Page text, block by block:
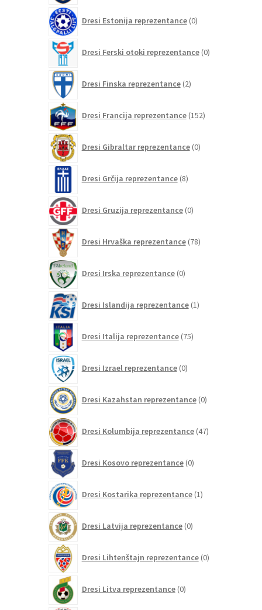
Dresi Estonija reprezentance 0izdelkov
Dresi Ferski otoki reprezentance 0izdelkov
Dresi Finska reprezentance 2izdelka
Dresi Francija reprezentance 152izdelkov
Dresi Gibraltar reprezentance 0izdelkov
Dresi Grčija reprezentance 8izdelkov
Dresi Gruzija reprezentance 0izdelkov
Dresi Hrvaška reprezentance 78izdelkov
Dresi Irska reprezentance 0izdelkov
Dresi Islandija reprezentance 1izdelek
Dresi Italija reprezentance 75izdelkov
Dresi Izrael reprezentance 0izdelkov
Dresi Kazahstan reprezentance 0izdelkov
Dresi Kolumbija reprezentance 47izdelkov
Dresi Kosovo reprezentance 0izdelkov
Dresi Kostarika reprezentance 1izdelek
Dresi Latvija reprezentance 0izdelkov
Dresi Lihtenštajn reprezentance 0izdelkov
Dresi Litva reprezentance 0izdelkov